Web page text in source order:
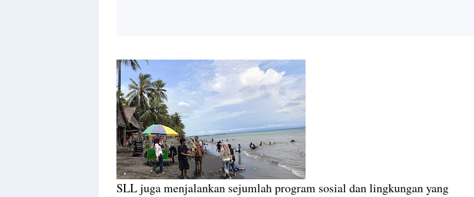
SLL juga menjalankan sejumlah program sosial dan lingkungan yang